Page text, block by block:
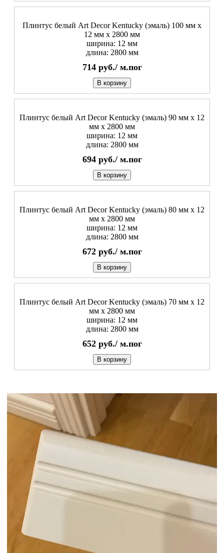
Плинтус белый Art Decor Kentucky (эмаль) 100 мм х
12 мм х 2800 мм
ширина: 12 мм
длина: 2800 мм
714 руб./ м.пог
В корзину
Плинтус белый Art Decor Kentucky (эмаль) 90 мм х 12
мм х 2800 мм
ширина: 12 мм
длина: 2800 мм
694 руб./ м.пог
В корзину
Плинтус белый Art Decor Kentucky (эмаль) 80 мм х 12
мм х 2800 мм
ширина: 12 мм
длина: 2800 мм
672 руб./ м.пог
В корзину
Плинтус белый Art Decor Kentucky (эмаль) 70 мм х 12
мм х 2800 мм
ширина: 12 мм
длина: 2800 мм
652 руб./ м.пог
В корзину